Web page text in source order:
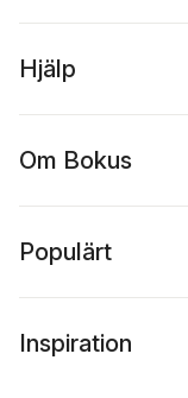
Hjälp
Om Bokus
Populärt
Inspiration